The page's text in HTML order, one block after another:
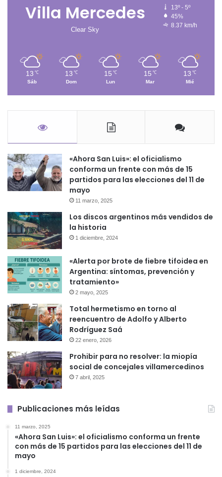
Villa Mercedes
Clear Sky
13º - 5º
45%
8.37 km/h
13 ℃
Sáb
13 ℃
Dom
15 ℃
Lun
15 ℃
Mar
13 ℃
Mié
«Ahora San Luis»: el oficialismo
conforma un frente con más de 15
partidos para las elecciones del 11 de
mayo
11 marzo, 2025
Los discos argentinos más vendidos de
la historia
1 diciembre, 2024
«Alerta por brote de fiebre tifoidea en
Argentina: síntomas, prevención y
tratamiento»
2 mayo, 2025
Total hermetismo en torno al
reencuentro de Adolfo y Alberto
Rodríguez Saá
22 enero, 2026
Prohibir para no resolver: la miopía
social de concejales villamercedinos
7 abril, 2025
Publicaciones más leídas
11 marzo, 2025
«Ahora San Luis»: el oficialismo conforma un frente
con más de 15 partidos para las elecciones del 11 de
mayo
1 diciembre, 2024